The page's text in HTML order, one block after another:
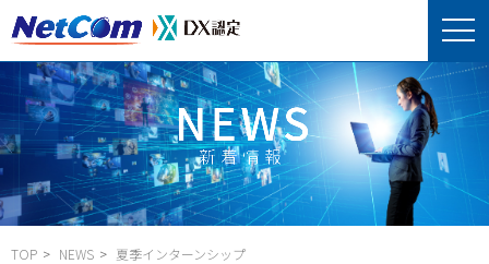
TOP NEWS 夏季インターンシップ